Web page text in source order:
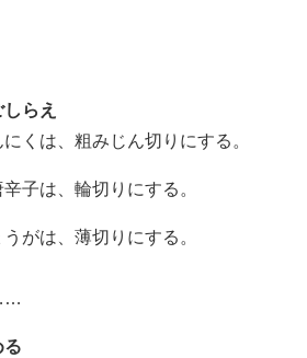
らえ
にくは、粗みじん切りにする。
子は、輪切りにする。
がは、薄切りにする。
る